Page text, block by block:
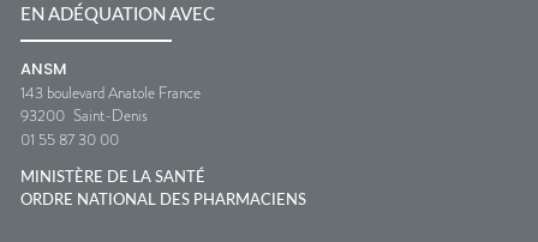
EN ADÉQUATION AVEC
ANSM
143 boulevard Anatole France
93200 Saint-Denis
01 55 87 30 00
MINISTÈRE DE LA SANTÉ
ORDRE NATIONAL DES PHARMACIENS